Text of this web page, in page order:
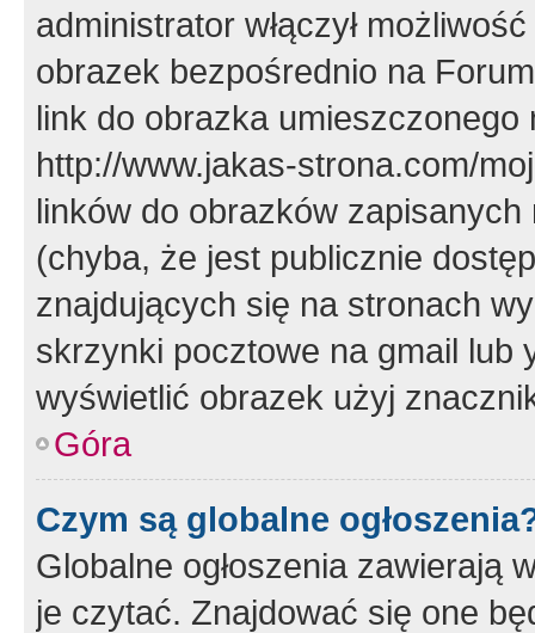
administrator włączył
obrazek bezpośrednio na
link do obrazka
http://www.jakas-strona.com/
linków do obrazków
(chyba, że jest publicznie
znajdujących się na stronach
skrzynki pocztowe na gmail lub
wyświetlić obrazek użyj
Góra
Czym są globalne
Globalne ogłoszenia zawierają
je czytać. Znajdować się one